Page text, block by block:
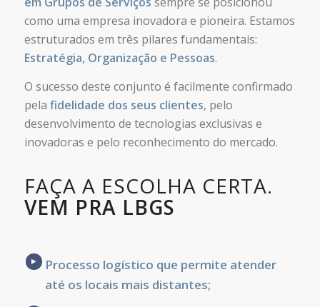
como uma empresa inovadora e pioneira. Estamos
estruturados em três pilares fundamentais:
Estratégia, Organização e Pessoas.
O sucesso deste conjunto é facilmente confirmado
pela fidelidade dos seus clientes, pelo
desenvolvimento de tecnologias exclusivas e
inovadoras e pelo reconhecimento do mercado.
FAÇA A ESCOLHA CERTA.
VEM PRA LBGS
Processo logístico que permite atender
até os locais mais distantes;